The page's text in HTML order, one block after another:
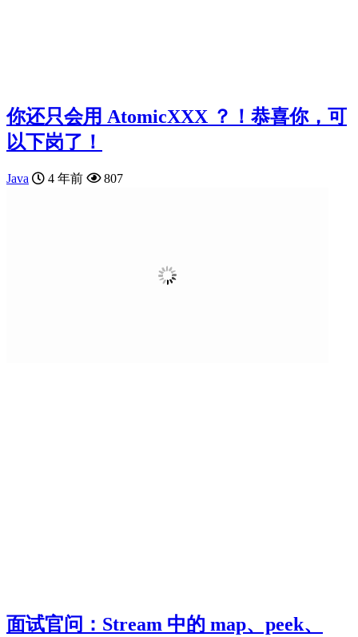
你还只会用 AtomicXXX ？！恭喜你，可
以下岗了！
Java 4 年前 807
面试官问：Stream 中的 map、peek、